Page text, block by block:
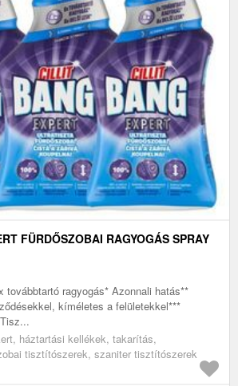
FÜRDŐSZOBAI RAGYOGÁS SPRAY
továbbtartó ragyogás* Azonnali hatás**
kíméletes a felületekkel***
háztartási kellékek, takarítás,
tisztítószerek, szaniter tisztítószerek